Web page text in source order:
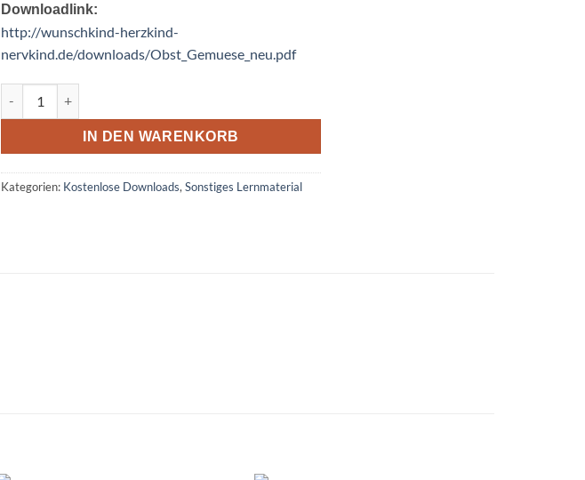
Downloadlink:
http://wunschkind-herzkind-
nervkind.de/downloads/Obst_Gemuese_neu.pdf
IN DEN WARENKORB
Kategorien: Kostenlose Downloads, Sonstiges Lernmaterial